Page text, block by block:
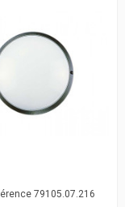
79105.07.216